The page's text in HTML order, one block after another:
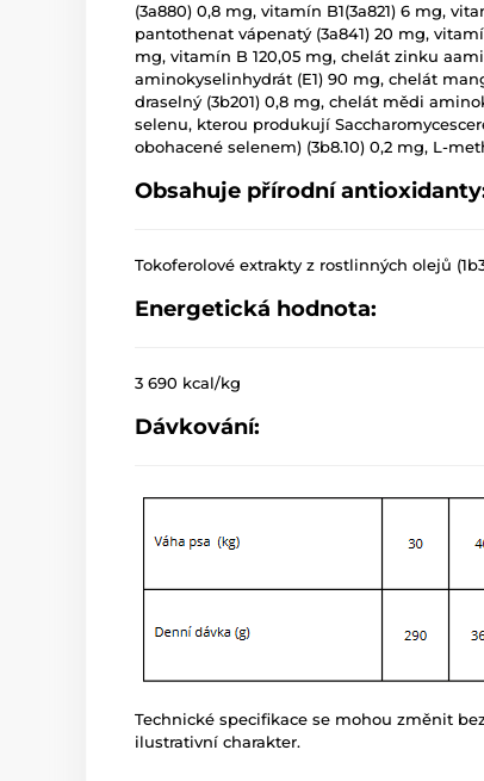
(3a880) 0,8 mg, vitamín B1(3a821) 6 mg,
pantothenat vápenatý (3a841) 20 mg,
mg, vitamín B 120,05 mg, chelát zinku
aminokyselinhydrát (E1) 90 mg, chelát
draselný (3b201) 0,8 mg, chelát mědi
selenu, kterou produkují
obohacené selenem) (3b8.10) 0,2 mg, L-
Obsahuje přírodní
Tokoferolové extrakty z rostlinných olejů
Energetická hodnota:
3 690 kcal/kg
Dávkování:
Technické specifikace se mohou změnit
ilustrativní charakter.